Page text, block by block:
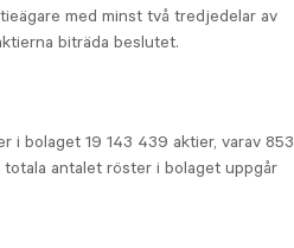
med minst två tredjedelar av
biträda beslutet.
i bolaget 19 143 439 aktier, varav 853
antalet röster i bolaget uppgår